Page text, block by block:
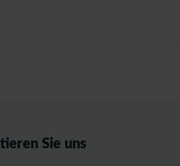
Sie uns